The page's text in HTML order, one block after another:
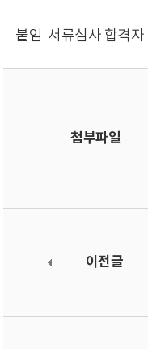
붙임 서류심사 합격자
첨부파일
이전글